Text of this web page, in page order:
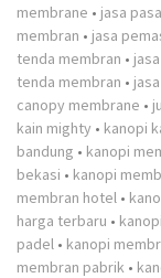
membrane • jasa
membran • jasa
tenda membran •
tenda membran •
canopy membrane •
kain mighty • kanopi
bandung • kanopi
bekasi • kanopi
membran hotel •
harga terbaru •
padel • kanopi
membran pabrik •